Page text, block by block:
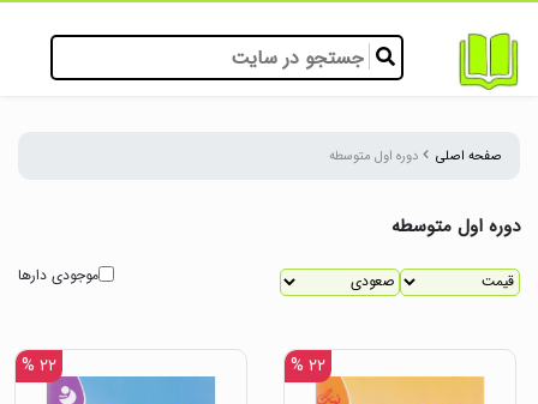
صفحه اصلی دوره اول متوسطه
دوره اول متوسطه
موجودی دارها
۲۲ % ۲۲ %